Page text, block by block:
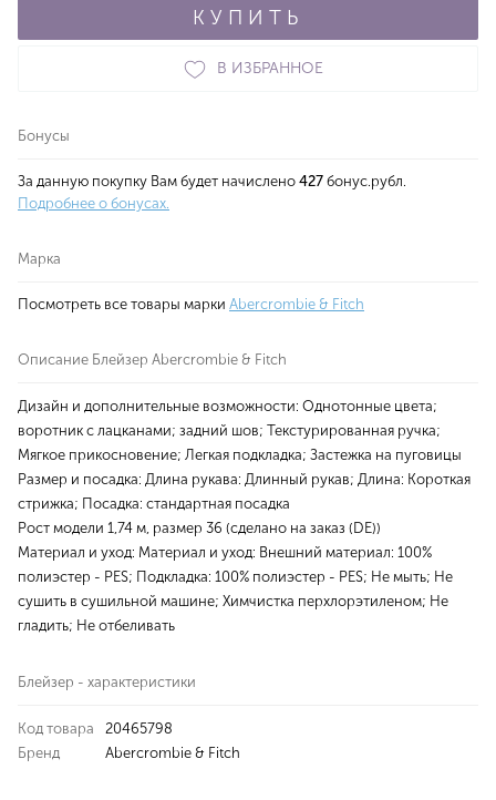
КУПИТЬ
В ИЗБРАННОЕ
Бонусы
За данную покупку Вам будет начислено 427 бонус.рубл.
Подробнее о бонусах.
Марка
Посмотреть все товары марки Abercrombie & Fitch
Описание Блейзер Abercrombie & Fitch
Дизайн и дополнительные возможности: Однотонные цвета;
воротник с лацканами; задний шов; Текстурированная ручка;
Мягкое прикосновение; Легкая подкладка; Застежка на пуговицы
Размер и посадка: Длина рукава: Длинный рукав; Длина: Короткая
стрижка; Посадка: стандартная посадка
Рост модели 1,74 м, размер 36 (сделано на заказ (DE))
Материал и уход: Материал и уход: Внешний материал: 100%
полиэстер - PES; Подкладка: 100% полиэстер - PES; Не мыть; Не
сушить в сушильной машине; Химчистка перхлорэтиленом; Не
гладить; Не отбеливать
Блейзер - характеристики
Код товара
20465798
Бренд
Abercrombie & Fitch